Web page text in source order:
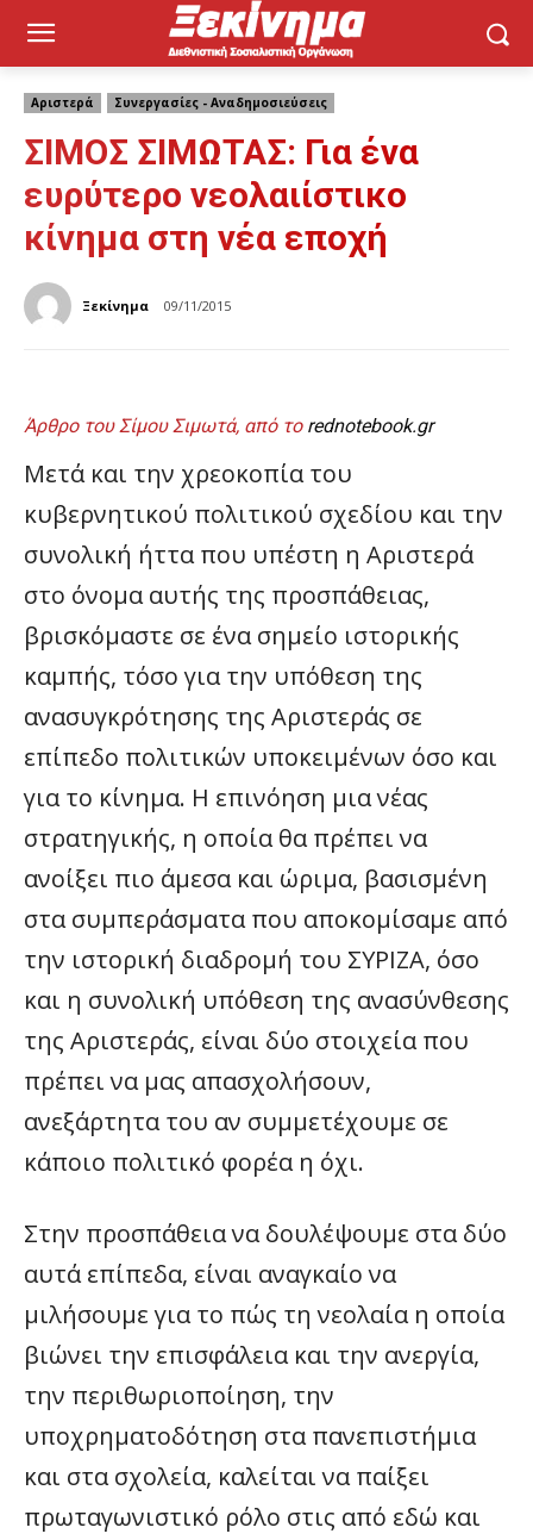
Αριστερά Συνεργασίες - Αναδημοσιεύσεις
ΣΙΜΟΣ ΣΙΜΩΤΑΣ: Για ένα
ευρύτερο νεολαιίστικο
κίνημα στη νέα εποχή
Ξεκίνημα 09/11/2015
Άρθρο του Σίμου Σιμωτά, από το rednotebook.gr
Μετά και την χρεοκοπία του
κυβερνητικού πολιτικού σχεδίου και την
συνολική ήττα που υπέστη η Αριστερά
στο όνομα αυτής της προσπάθειας,
βρισκόμαστε σε ένα σημείο ιστορικής
καμπής, τόσο για την υπόθεση της
ανασυγκρότησης της Αριστεράς σε
επίπεδο πολιτικών υποκειμένων όσο και
για το κίνημα. Η επινόηση μια νέας
στρατηγικής, η οποία θα πρέπει να
ανοίξει πιο άμεσα και ώριμα, βασισμένη
στα συμπεράσματα που αποκομίσαμε από
την ιστορική διαδρομή του ΣΥΡΙΖΑ, όσο
και η συνολική υπόθεση της ανασύνθεσης
της Αριστεράς, είναι δύο στοιχεία που
πρέπει να μας απασχολήσουν,
ανεξάρτητα του αν συμμετέχουμε σε
κάποιο πολιτικό φορέα η όχι.
Στην προσπάθεια να δουλέψουμε στα δύο
αυτά επίπεδα, είναι αναγκαίο να
μιλήσουμε για το πώς τη νεολαία η οποία
βιώνει την επισφάλεια και την ανεργία,
την περιθωριοποίηση, την
υποχρηματοδότηση στα πανεπιστήμια
και στα σχολεία, καλείται να παίξει
πρωταγωνιστικό ρόλο στις από εδώ και